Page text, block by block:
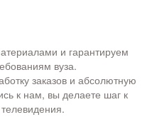
и гарантируем
вуза.
заказов и абсолютную
к нам, вы делаете шаг к